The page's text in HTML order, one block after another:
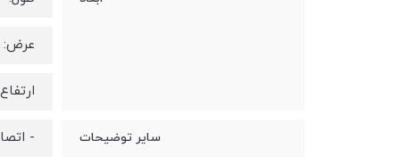
عرض: 12.5 سانتی متر
ارتفاع: 13 سانتی
سایر توضیحات -